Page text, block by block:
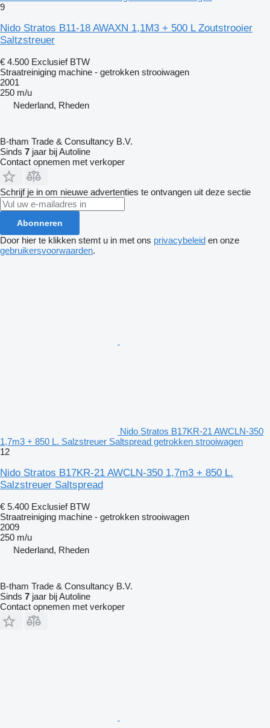
9
Nido Stratos B11-18 AWAXN 1,1M3 + 500 L Zoutstrooier
Saltzstreuer
€ 4.500 Exclusief BTW
Straatreiniging machine - getrokken strooiwagen
2001
250 m/u
Nederland, Rheden
B-tham Trade & Consultancy B.V.
Sinds 7 jaar bij Autoline
Contact opnemen met verkoper
Schrijf je in om nieuwe advertenties te ontvangen uit deze sectie
Abonneren
Door hier te klikken stemt u in met ons privacybeleid en onze
gebruikersvoorwaarden.
Nido Stratos B17KR-21 AWCLN-350
1,7m3 + 850 L. Salzstreuer Saltspread getrokken strooiwagen
12
Nido Stratos B17KR-21 AWCLN-350 1,7m3 + 850 L.
Salzstreuer Saltspread
€ 5.400 Exclusief BTW
Straatreiniging machine - getrokken strooiwagen
2009
250 m/u
Nederland, Rheden
B-tham Trade & Consultancy B.V.
Sinds 7 jaar bij Autoline
Contact opnemen met verkoper